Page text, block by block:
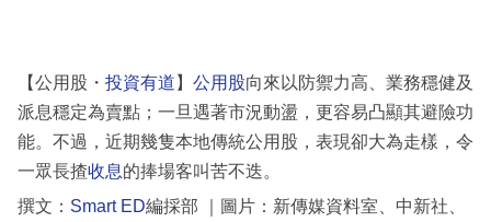
【公用股・ 投資有道 】 公用股向來以防禦力高、業務穩健及
派息穩定為賣點；一旦遇著市況動盪，更容易凸顯其避險功
能。不過，近期幾隻本地傳統公用股，表現卻大為走樣，令
一眾長揸收息的捧場客叫苦不迭。
撰文： Smart ED編採部 ｜圖片：新傳媒資料室、中新社、